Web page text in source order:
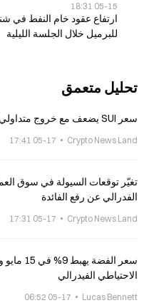
05-15 18:31
للبرميل خلال الجلسة الليلية
تحليل متعمق
سعر SUI يضعف مع خروج متداولي العقود الآجلة بعد فشل الارتفاع
Crypto News Land
05-17 17:41
تغيّر توقعات السيولة في سوق
الفدرالي عن رفع الفائدة
Crypto News Land
05-17 17:31
سعر
الاحتياطي الفيدرالي
Lucas Bennett
05-17 06:52